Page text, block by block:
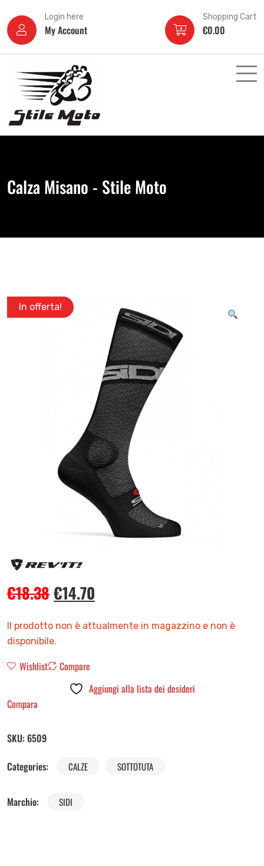
Login here
My Account
Shopping Cart
€0.00
Calza Misano - Stile Moto
In offerta!
€18.38€14.70
Il prodotto non è attualmente in magazzino e non è
disponibile.
Wishlist
Compare
Aggiungi alla lista dei desideri
Compara
SKU: 6509
Categories:
CALZE SOTTOTUTA
Marchio: SIDI